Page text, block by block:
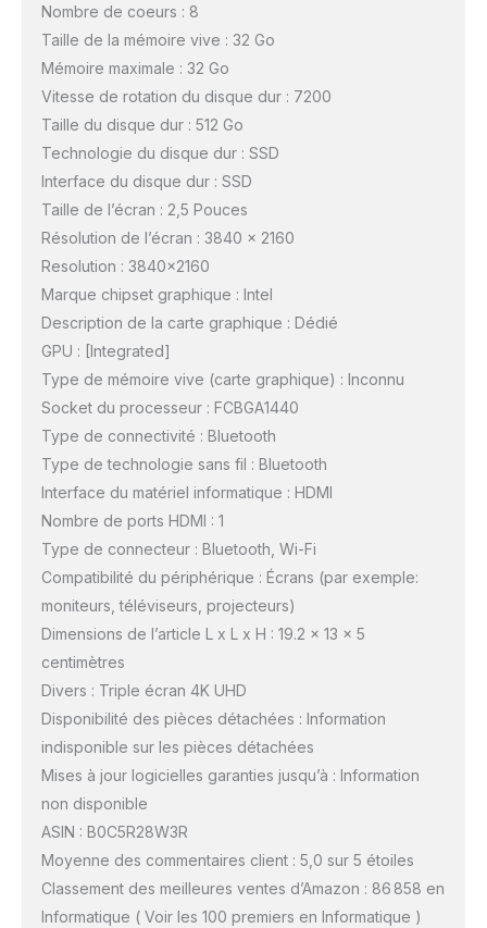
Nombre de coeurs : 8
Taille de la mémoire vive : 32 Go
Mémoire maximale : 32 Go
Vitesse de rotation du disque dur : 7200
Taille du disque dur : 512 Go
Technologie du disque dur : SSD
Interface du disque dur : SSD
Taille de l’écran : 2,5 Pouces
Résolution de l’écran : 3840 x 2160
Resolution : 3840×2160
Marque chipset graphique : Intel
Description de la carte graphique : Dédié
GPU : [Integrated]
Type de mémoire vive (carte graphique) : Inconnu
Socket du processeur : FCBGA1440
Type de connectivité : Bluetooth
Type de technologie sans fil : Bluetooth
Interface du matériel informatique : HDMI
Nombre de ports HDMI : 1
Type de connecteur : Bluetooth, Wi-Fi
Compatibilité du périphérique : Écrans (par exemple:
moniteurs, téléviseurs, projecteurs)
Dimensions de l’article L x L x H : 19.2 x 13 x 5
centimètres
Divers : Triple écran 4K UHD
Disponibilité des pièces détachées : Information
indisponible sur les pièces détachées
Mises à jour logicielles garanties jusqu’à : Information
non disponible
ASIN : B0C5R28W3R
Moyenne des commentaires client : 5,0 sur 5 étoiles
Classement des meilleures ventes d’Amazon : 86 858 en
Informatique ( Voir les 100 premiers en Informatique )